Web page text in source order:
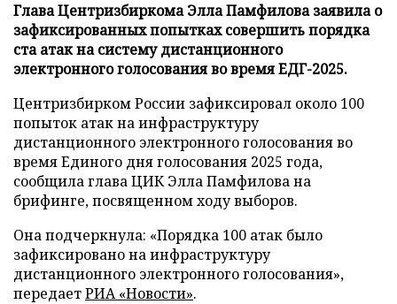
Глава Центризбиркома Элла Памфилова заявила о
зафиксированных попытках совершить порядка
ста атак на систему дистанционного
электронного голосования во время ЕДГ-2025.
Центризбирком России зафиксировал около 100
попыток атак на инфраструктуру
дистанционного электронного голосования во
время Единого дня голосования 2025 года,
сообщила глава ЦИК Элла Памфилова на
брифинге, посвященном ходу выборов.
Она подчеркнула: «Порядка 100 атак было
зафиксировано на инфраструктуру
дистанционного электронного голосования»,
передаетРИА «Новости».